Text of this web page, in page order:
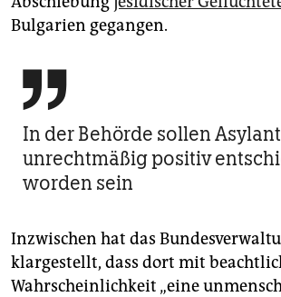
Bulgarien gegangen.

In der Behörde sollen
unrechtmäßig positiv
worden sein
Inzwischen hat das
klargestellt, dass dort mit
Wahrscheinlichkeit „eine